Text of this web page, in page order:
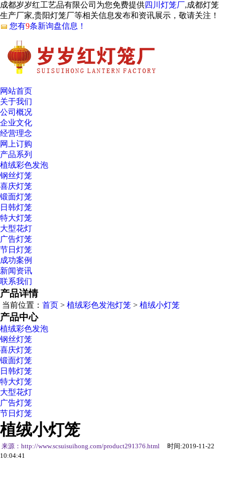
成都岁岁红工艺品有限公司为您免费提供四川灯笼厂,成都灯笼
生产厂家,贵阳灯笼厂等相关信息发布和资讯展示，敬请关注！
您有9条新询盘信息！
网站首页
关于我们
公司概况
企业文化
经营理念
网上订购
产品系列
植绒彩色发泡
钢丝灯笼
喜庆灯笼
锻面灯笼
日韩灯笼
特大灯笼
大型花灯
广告灯笼
节日灯笼
成功案例
新闻资讯
联系我们
产品详情
当前位置： 首页 > 植绒彩色发泡灯笼 > 植绒小灯笼
产品中心
植绒彩色发泡
钢丝灯笼
喜庆灯笼
锻面灯笼
日韩灯笼
特大灯笼
大型花灯
广告灯笼
节日灯笼
植绒小灯笼
来源：http://www.scsuisuihong.com/product291376.html
时间:2019-11-22
10:04:41